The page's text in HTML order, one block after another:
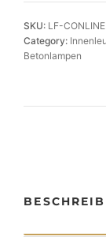
n
-
H
g
SKU: LF-CONLINE
Category:
Betonlampen